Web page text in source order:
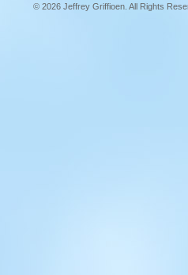
© 2026 Jeffrey Griffioen. All Rights